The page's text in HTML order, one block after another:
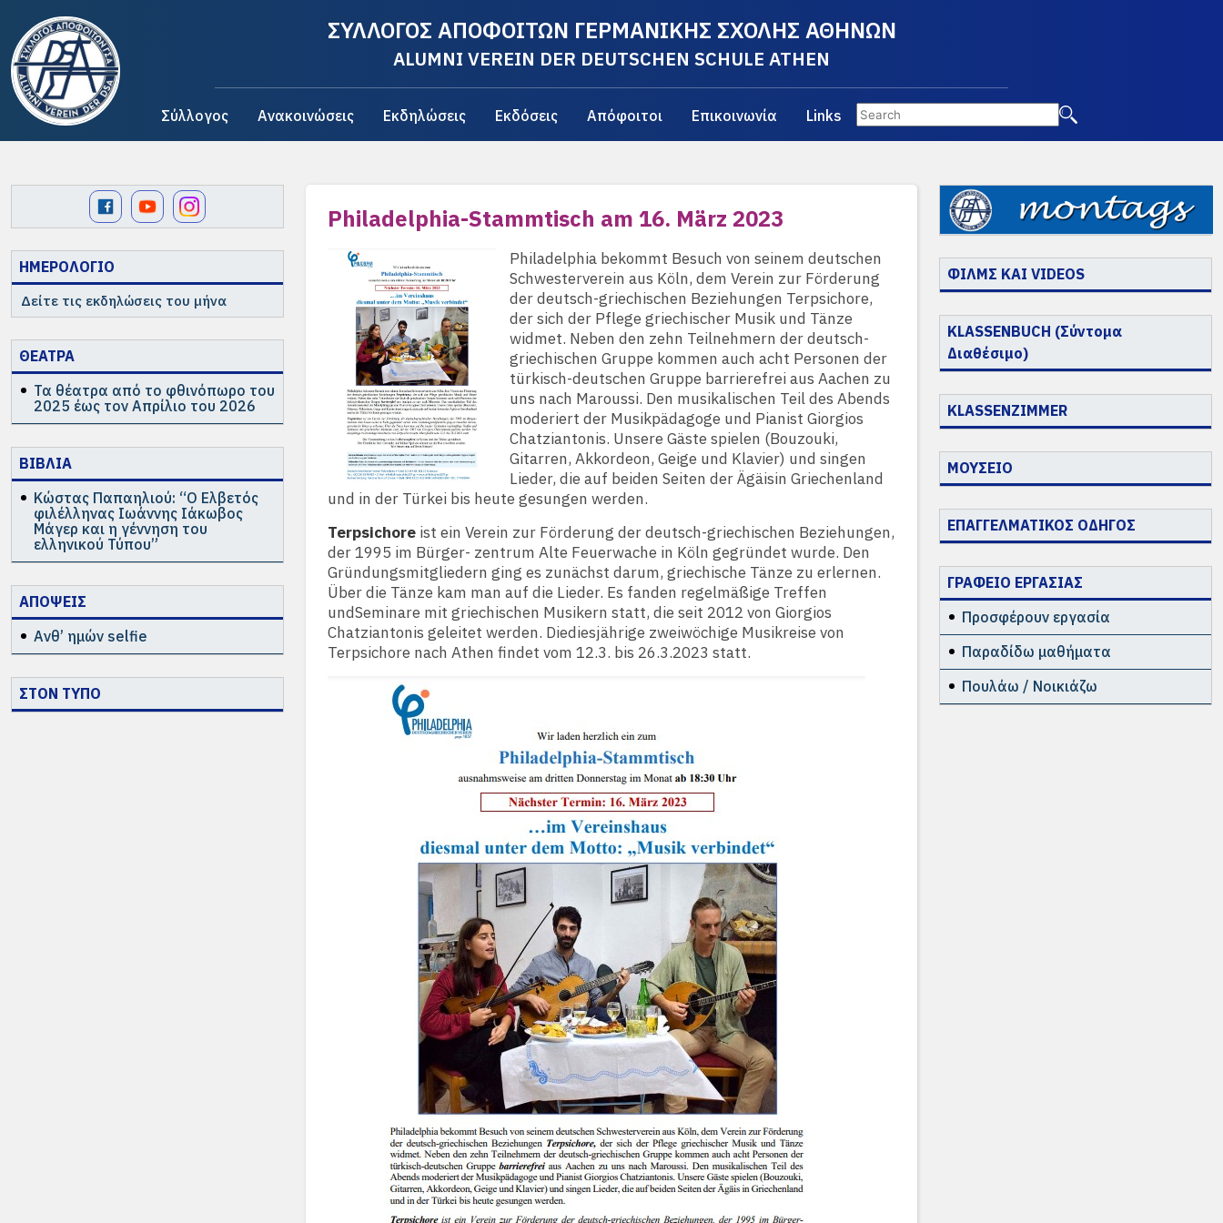
ΣΥΛΛΟΓΟΣ ΑΠΟΦΟΙΤΩΝ ΓΕΡΜΑΝΙΚΗΣ ΣΧΟΛΗΣ ΑΘΗΝΩΝ
ALUMNI VEREIN DER DEUTSCHEN SCHULE ATHEN
Σύλλογος Ανακοινώσεις Εκδηλώσεις Εκδόσεις Απόφοιτοι Επικοινωνία Links
ΗΜΕΡΟΛΟΓΙΟ
Δείτε τις εκδηλώσεις του μήνα
ΘΕΑΤΡΑ
Τα θέατρα από το φθινόπωρο του
2025 έως τον Απρίλιο του 2026
ΒΙΒΛΙΑ
Κώστας Παπαηλιού: “Ο Ελβετός
φιλέλληνας Ιωάννης Ιάκωβος
Μάγερ και η γέννηση του
ελληνικού Τύπου”
ΑΠΟΨΕΙΣ
Ανθ’ ημών selfie
ΣΤΟΝ ΤΥΠΟ
Philadelphia-Stammtisch am 16. März 2023
Philadelphia bekommt Besuch von seinem deutschen
Schwesterverein aus Köln, dem Verein zur Förderung
der deutsch-griechischen Beziehungen Terpsichore,
der sich der Pflege griechischer Musik und Tänze
widmet. Neben den zehn Teilnehmern der deutsch-
griechischen Gruppe kommen auch acht Personen der
türkisch-deutschen Gruppe barrierefrei aus Aachen zu
uns nach Maroussi. Den musikalischen Teil des Abends
moderiert der Musikpädagoge und Pianist Giorgios
Chatziantonis. Unsere Gäste spielen (Bouzouki,
Gitarren, Akkordeon, Geige und Klavier) und singen
Lieder, die auf beiden Seiten der Ägäisin Griechenland
und in der Türkei bis heute gesungen werden.
Terpsichore ist ein Verein zur Förderung der deutsch-griechischen Beziehungen,
der 1995 im Bürger- zentrum Alte Feuerwache in Köln gegründet wurde. Den
Gründungsmitgliedern ging es zunächst darum, griechische Tänze zu erlernen.
Über die Tänze kam man auf die Lieder. Es fanden regelmäßige Treffen
undSeminare mit griechischen Musikern statt, die seit 2012 von Giorgios
Chatziantonis geleitet werden. Diediesjährige zweiwöchige Musikreise von
Terpsichore nach Athen findet vom 12.3. bis 26.3.2023 statt.
ΦΙΛΜΣ ΚΑΙ VIDEOS
KLASSENBUCH (Σύντομα
Διαθέσιμο)
KLASSENZIMMER
ΜΟΥΣΕΙΟ
ΕΠΑΓΓΕΛΜΑΤΙΚΟΣ ΟΔΗΓΟΣ
ΓΡΑΦΕΙΟ ΕΡΓΑΣΙΑΣ
Προσφέρουν εργασία
Παραδίδω μαθήματα
Πουλάω / Νοικιάζω